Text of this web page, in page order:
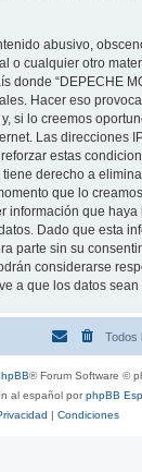
abusivo,
o cualquier otro
donde “DEPECHE
Hacer eso
si lo creemos
Las direcciones
estas
tiene derecho a
que lo
información que haya
Dado que esta
parte sin su
considerarse
a que los datos
Todos
® Forum Software ©
al español porphpBB
| Condiciones